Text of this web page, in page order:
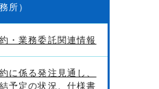
所）
・業務委託関連情報
に係る発注見通し、
予定の状況、仕様書